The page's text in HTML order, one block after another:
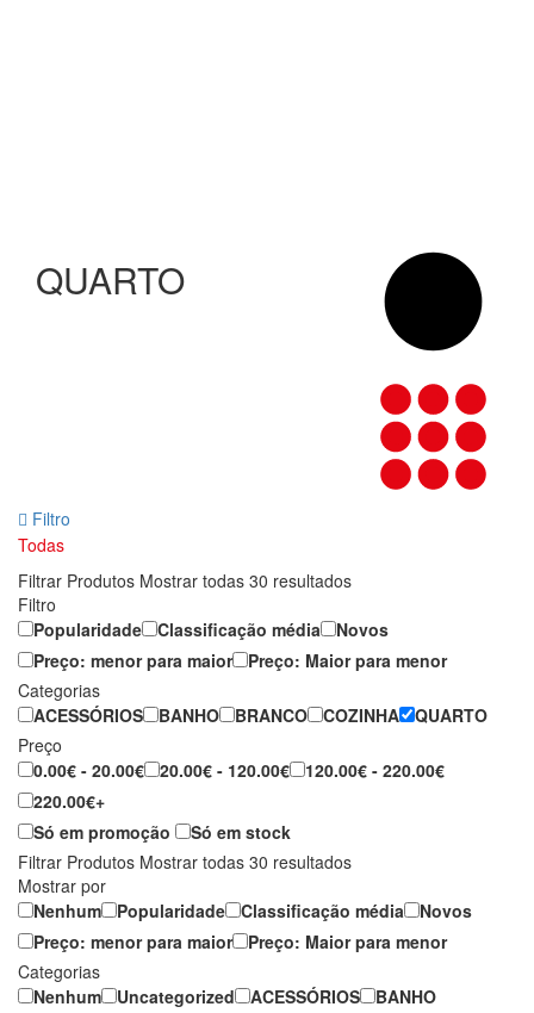
QUARTO
Filtro
Todas
Filtrar Produtos Mostrar todas 30 resultados
Filtro
Popularidade
Classificação média
Novos
Preço: menor para maior
Preço: Maior para menor
Categorias
ACESSÓRIOS
BANHO BRANCO COZINHA
QUARTO
Preço
0.00€ - 20.00€
20.00€ - 120.00€
120.00€ - 220.00€
220.00€+
Só em promoção
Só em stock
Filtrar Produtos Mostrar todas 30 resultados
Mostrar por
Nenhum
Popularidade Classificação média
Novos
Preço: menor para maior
Preço: Maior para menor
Categorias
Nenhum
Uncategorized ACESSÓRIOS
BANHO